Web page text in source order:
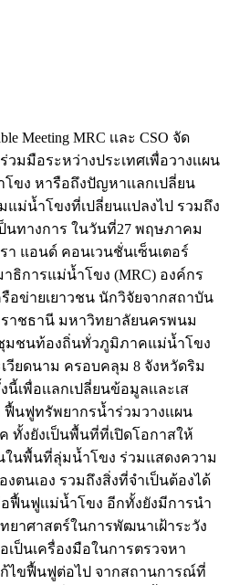
Meeting MRC เเละ CSO จัด
มมือระหว่างประเทศเพื่อวางเเผน
ขง หารือถึงปัญหาเเลกเปลี่ยน
ม่น้ำโขงที่เปลี่ยนแปลงไป รวมถึง
นทางการ ในวันที่27 พฤษภาคม
า แอนด์ คอนเวนชั่นเซ็นเตอร์
ธิการแม่น้ำโขง (MRC) องค์กร
อข่ายเยาวชน นักวิจัยจากสถาบัน
าชธานี มหาวิทยาลัยนครพนม
มชนท้องถิ่นทั่วภูมิภาคแม่น้ำโขง
วียดนาม ครอบคลุม 8 จังหวัดริม
เพื่อเเลกเปลี่ยนข้อมูลเเละเส
ฟื้นฟูทรัพยากรน้ำร่วมวางเเผน
ทั้งยังเป็นพื้นที่ที่เปิดโอกาสให้
ในพื้นที่ลุ่มน้ำโขง ร่วมเเสดงความ
ตนเอง รวมถึงสิ่งที่จำเป็นต้องได้
อฟื้นฟูเเม่น้ำโขง อีกทั้งยังมีการนำ
ยาศาสตร์ในการพัฒนาเฝ้าระวัง
เป็นเครื่องมือในการตรวจหา
ก้ไขฟื้นฟูต่อไป จากสถานการณ์ที่